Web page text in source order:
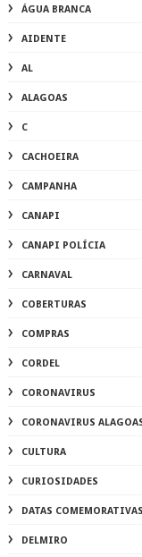
ÁGUA BRANCA
AIDENTE
AL
ALAGOAS
C
CACHOEIRA
CAMPANHA
CANAPI
CANAPI POLÍCIA
CARNAVAL
COBERTURAS
COMPRAS
CORDEL
CORONAVIRUS
CORONAVIRUS
CULTURA
CURIOSIDADES
DATAS COMEMORATIVAS
DELMIRO